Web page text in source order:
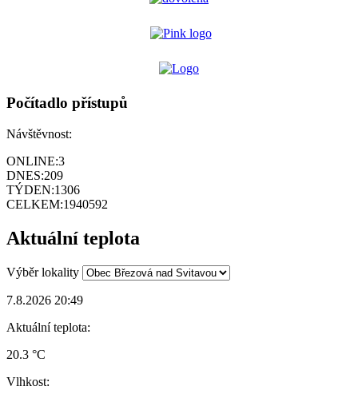
Počítadlo přístupů
Návštěvnost:
ONLINE:3
DNES:209
TÝDEN:1306
CELKEM:1940592
Aktuální teplota
Výběr lokality
7.8.2026 20:49
Aktuální teplota:
20.3 °C
Vlhkost: